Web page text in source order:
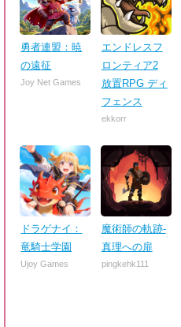
勇者連盟：暁
の遠征
Joy Net Games
エンドレスフ
ロンティア2
放置RPG ディ
フェンス
ekkorr
ドラゲナイ：
竜騎士学園
Ujoy Games
魔術師の軌跡-
真理への扉
pingkehk111